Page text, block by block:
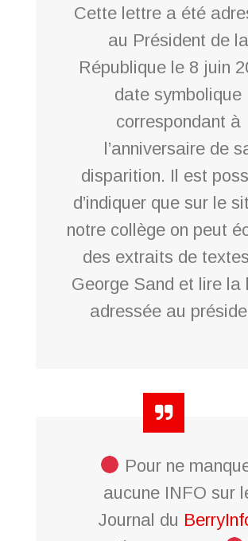
Cette lettre a été
au Président de la
République le 8 juin
date symbolique
correspondant à
l’anniversaire de
disparition. Il est
d’indiquer que sur le
notre collège on peut
des extraits de
George Sand et lire la
adressée au
Pour ne
aucune INFO sur
Journal du